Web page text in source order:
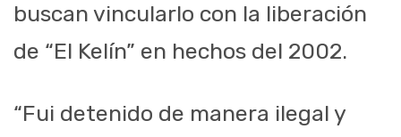
buscan vincularlo con la liberación
de “El Kelín” en hechos del 2002.
“Fui detenido de manera ilegal y